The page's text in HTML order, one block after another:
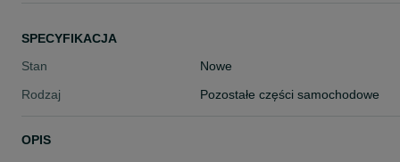
SPECYFIKACJA
Stan
Nowe
Rodzaj
Pozostałe części samochodowe
OPIS